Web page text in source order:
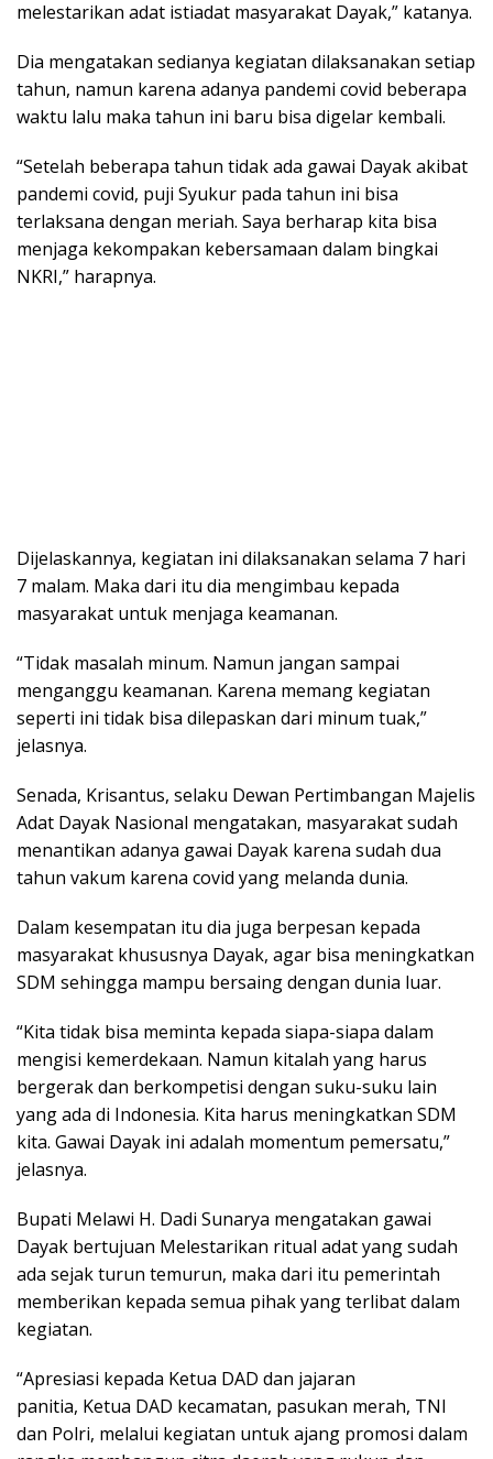
melestarikan adat istiadat masyarakat Dayak,” katanya.
Dia mengatakan sedianya kegiatan dilaksanakan setiap
tahun, namun karena adanya pandemi covid beberapa
waktu lalu maka tahun ini baru bisa digelar kembali.
“Setelah beberapa tahun tidak ada gawai Dayak akibat
pandemi covid, puji Syukur pada tahun ini bisa
terlaksana dengan meriah. Saya berharap kita bisa
menjaga kekompakan kebersamaan dalam bingkai
NKRI,” harapnya.
Dijelaskannya, kegiatan ini dilaksanakan selama 7 hari
7 malam. Maka dari itu dia mengimbau kepada
masyarakat untuk menjaga keamanan.
“Tidak masalah minum. Namun jangan sampai
menganggu keamanan. Karena memang kegiatan
seperti ini tidak bisa dilepaskan dari minum tuak,”
jelasnya.
Senada, Krisantus, selaku Dewan Pertimbangan Majelis
Adat Dayak Nasional mengatakan, masyarakat sudah
menantikan adanya gawai Dayak karena sudah dua
tahun vakum karena covid yang melanda dunia.
Dalam kesempatan itu dia juga berpesan kepada
masyarakat khususnya Dayak, agar bisa meningkatkan
SDM sehingga mampu bersaing dengan dunia luar.
“Kita tidak bisa meminta kepada siapa-siapa dalam
mengisi kemerdekaan. Namun kitalah yang harus
bergerak dan berkompetisi dengan suku-suku lain
yang ada di Indonesia. Kita harus meningkatkan SDM
kita. Gawai Dayak ini adalah momentum pemersatu,”
jelasnya.
Bupati Melawi H. Dadi Sunarya mengatakan gawai
Dayak bertujuan Melestarikan ritual adat yang sudah
ada sejak turun temurun, maka dari itu pemerintah
memberikan kepada semua pihak yang terlibat dalam
kegiatan.
“Apresiasi kepada Ketua DAD dan jajaran
panitia, Ketua DAD kecamatan, pasukan merah, TNI
dan Polri, melalui kegiatan untuk ajang promosi dalam